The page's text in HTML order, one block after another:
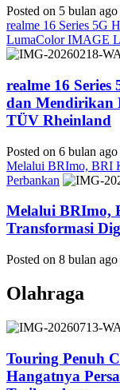
Posted on 5 bulan ago
realme 16 Series 5G
LumaColor IMAGE
realme 16
dan Mendirikan
TÜV Rheinland
Posted on 6 bulan ago
Melalui BRImo, BRI
Perbankan
Melalui BRImo,
Transformasi
Posted on 8 bulan ago
Olahraga
Touring Penuh
Hangatnya